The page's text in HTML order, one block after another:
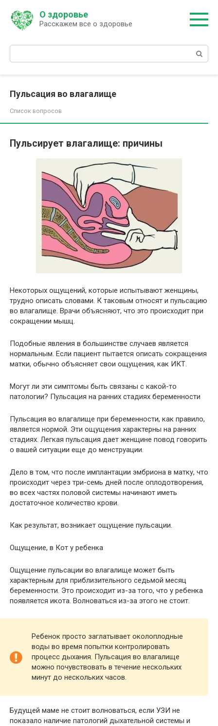
контенту
О здоровье
Расскажем все о здоровье
Поиск:
Пульсация во влагалище
Список вопросов
Пульсирует влагалище: причины
Некоторых ощущений, которые испытывают женщины,
трудно описать словами. К таковым относят и пульсацию
во влагалище. Врачи объясняют, что это происходит при
сокращении мышц.
Подобные явления в большинстве случаев является
нормальным. Если пациент пытается описать сокращения
матки, обычно объясняет свои ощущения, как ИКТ.
Могут ли эти симптомы быть связаны с какой-то
патологии? Пульсация на ранних стадиях беременности
Пульсация во влагалище при беременности, как правило,
является нормой. Эти ощущения характерны на ранних
стадиях. Легкая пульсация дает женщине повод говорить
о вашей ситуации еще до менструации.
Дело в том, что после имплантации эмбриона в матку, что
происходит через три-семь дней после оплодотворения,
во всех частях половой системы начинают иметь
достаточное количество крови.
Как результат, возникает ощущение пульсации.
Ощущение, в Кот у ребенка
Ощущение пульсации во влагалище может быть
характерным для приблизительного седьмой месяц
беременности. Это происходит из-за того, что у ребенка
появляется икота. Волноваться из-за этого не стоит.
Ребенок просто заглатывает околоплодные
воды во время попытки контролировать
процесс дыхания. Пульсация во влагалище
можно почувствовать в течение нескольких
минут до нескольких часов.
Будущей маме не стоит волноваться, если УЗИ не
показало наличие патологий дыхательной системы и